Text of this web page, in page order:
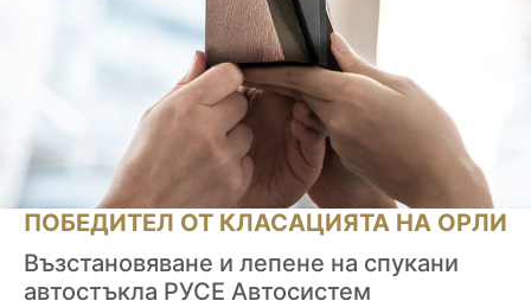
ПОБЕДИТЕЛ ОТ КЛАСАЦИЯТА НА ОРЛИ
Възстановяване и лепене на спукани
автостъкла РУСЕ Автосистем